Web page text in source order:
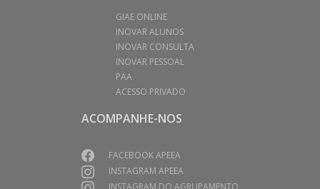
GIAE ONLINE
INOVAR ALUNOS
INOVAR CONSULTA
INOVAR PESSOAL
PAA
ACESSO PRIVADO
ACOMPANHE-NOS
FACEBOOK APEEA
INSTAGRAM APEEA